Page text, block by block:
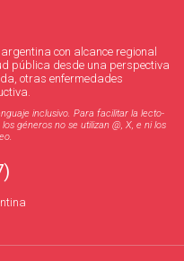
con alcance regional
pública desde una perspectiva
otras enfermedades
inclusivo. Para facilitar la lecto-
géneros no se utilizan @, X, e ni los